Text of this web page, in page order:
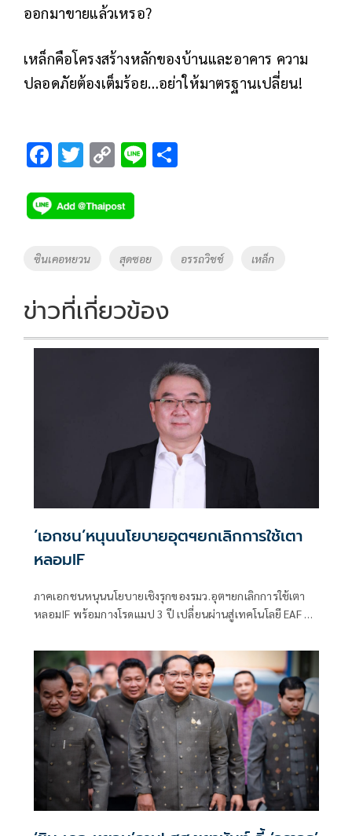
ออกมาขายแล้วเหรอ?
เหล็กคือโครงสร้างหลักของบ้านและอาคาร ความ
ปลอดภัยต้องเต็มร้อย…อย่าให้มาตรฐานเปลี่ยน!
F
e
b
o
k
T
tt
er
C
p
y
Li
k
Li
Tags
ซินเคอหยวน สุดซอย อรรถวิชช์ เหล็ก
ข่าวที่เกี่ยวข้อง
‘เอกชน’หนุนนโยบายอุตฯยกเลิกการใช้เตา
หลอมIF
ภาคเอกชนหนุนนโยบายเชิงรุกของรมว.อุตฯยกเลิกการใช้เตา
หลอมIF พร้อมกางโรดแมป 3 ปี เปลี่ยนผ่านสู่เทคโนโลยี EAF อุด
บาลไทยสู่สากล